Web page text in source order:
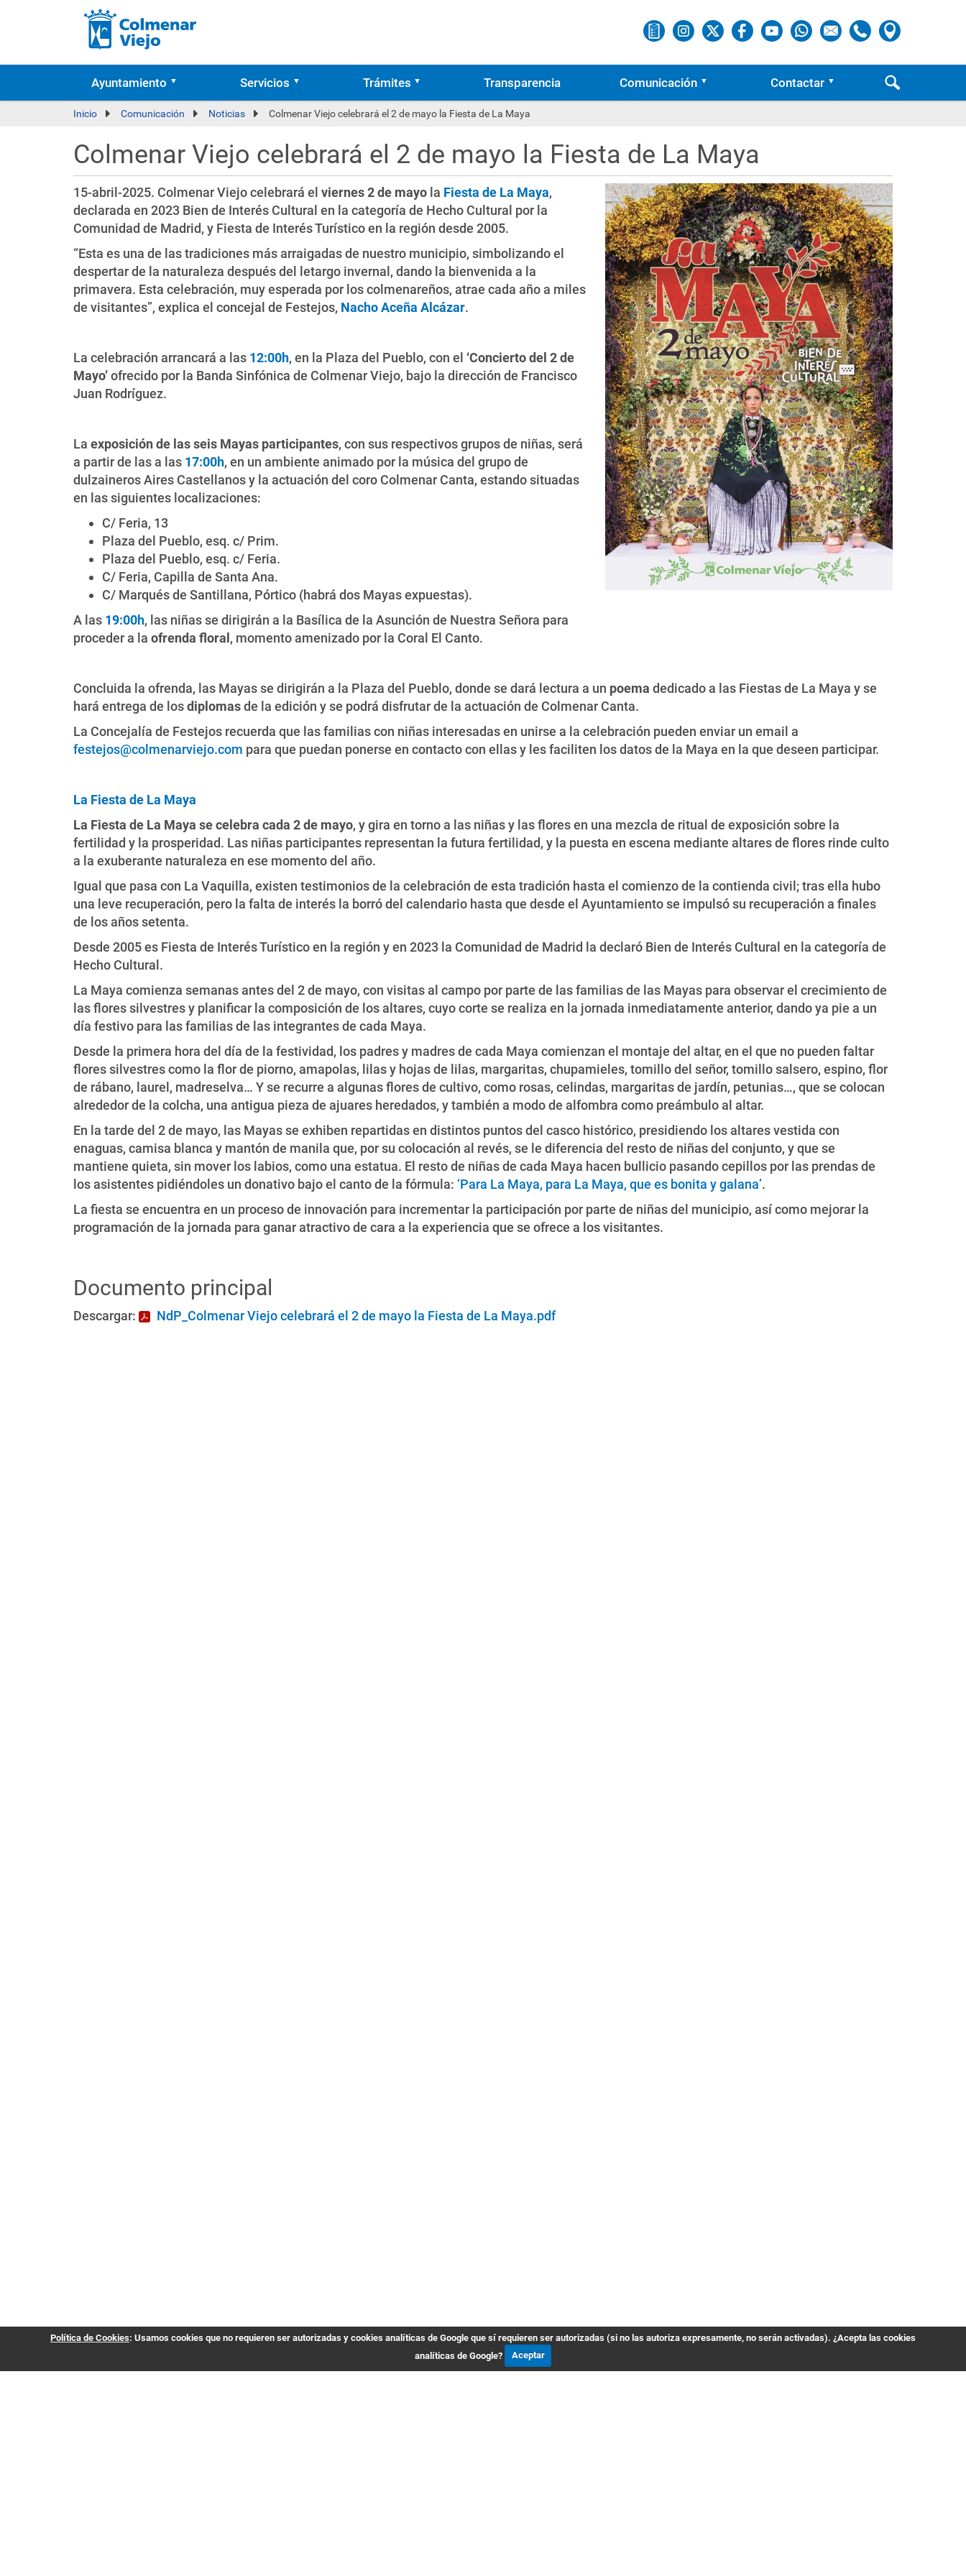
Ayuntamiento Servicios Trámites Transparencia Comunicación Contactar
Inicio Comunicación Noticias Colmenar Viejo celebrará el 2 de mayo la Fiesta de La Maya
Colmenar Viejo celebrará el 2 de mayo la Fiesta de La Maya
15-abril-2025. Colmenar Viejo celebrará el viernes 2 de mayo la Fiesta de La Maya,
declarada en 2023 Bien de Interés Cultural en la categoría de Hecho Cultural por la
Comunidad de Madrid, y Fiesta de Interés Turístico en la región desde 2005.
“Esta es una de las tradiciones más arraigadas de nuestro municipio, simbolizando el
despertar de la naturaleza después del letargo invernal, dando la bienvenida a la
primavera. Esta celebración, muy esperada por los colmenareños, atrae cada año a miles
de visitantes”, explica el concejal de Festejos, Nacho Aceña Alcázar.
La celebración arrancará a las 12:00h, en la Plaza del Pueblo, con el ‘Concierto del 2 de
Mayo’ofrecido por la Banda Sinfónica de Colmenar Viejo, bajo la dirección de Francisco
Juan Rodríguez.
La exposición de las seis Mayas participantes, con sus respectivos grupos de niñas, será
a partir de las a las 17:00h, en un ambiente animado por la música del grupo de
dulzaineros Aires Castellanos y la actuación del coro Colmenar Canta, estando situadas
en las siguientes localizaciones:
C/ Feria, 13
Plaza del Pueblo, esq. c/ Prim.
Plaza del Pueblo, esq. c/ Feria.
C/ Feria, Capilla de Santa Ana.
C/ Marqués de Santillana, Pórtico (habrá dos Mayas expuestas).
A las 19:00h, las niñas se dirigirán a la Basílica de la Asunción de Nuestra Señora para
proceder a la ofrenda floral , momento amenizado por la Coral El Canto.
Concluida la ofrenda, las Mayas se dirigirán a la Plaza del Pueblo, donde se dará lectura a un poema dedicado a las Fiestas de La Maya y se
hará entrega de losdiplomasde la edición y se podrá disfrutar de la actuación de Colmenar Canta.
La Concejalía de Festejos recuerda que las familias con niñas interesadas en unirse a la celebración pueden enviar un email a
festejos@colmenarviejo.com para que puedan ponerse en contacto con ellas y les faciliten los datos de la Maya en la que deseen participar.
La Fiesta de La Maya
La Fiesta de La Maya se celebra cada 2 de mayo, y gira en torno a las niñas y las flores en una mezcla de ritual de exposición sobre la
fertilidad y la prosperidad. Las niñas participantes representan la futura fertilidad, y la puesta en escena mediante altares de flores rinde culto
a la exuberante naturaleza en ese momento del año.
Igual que pasa con La Vaquilla, existen testimonios de la celebración de esta tradición hasta el comienzo de la contienda civil; tras ella hubo
una leve recuperación, pero la falta de interés la borró del calendario hasta que desde el Ayuntamiento se impulsó su recuperación a finales
de los años setenta.
Desde 2005 es Fiesta de Interés Turístico en la región y en 2023 la Comunidad de Madrid la declaró Bien de Interés Cultural en la categoría de
Hecho Cultural.
La Maya comienza semanas antes del 2 de mayo, con visitas al campo por parte de las familias de las Mayas para observar el crecimiento de
las flores silvestres y planificar la composición de los altares, cuyo corte se realiza en la jornada inmediatamente anterior, dando ya pie a un
día festivo para las familias de las integrantes de cada Maya.
Desde la primera hora del día de la festividad, los padres y madres de cada Maya comienzan el montaje del altar, en el que no pueden faltar
flores silvestres como la flor de piorno, amapolas, lilas y hojas de lilas, margaritas, chupamieles, tomillo del señor, tomillo salsero, espino, flor
de rábano, laurel, madreselva… Y se recurre a algunas flores de cultivo, como rosas, celindas, margaritas de jardín, petunias…, que se colocan
alrededor de la colcha, una antigua pieza de ajuares heredados, y también a modo de alfombra como preámbulo al altar.
En la tarde del 2 de mayo, las Mayas se exhiben repartidas en distintos puntos del casco histórico, presidiendo los altares vestida con
enaguas, camisa blanca y mantón de manila que, por su colocación al revés, se le diferencia del resto de niñas del conjunto, y que se
mantiene quieta, sin mover los labios, como una estatua. El resto de niñas de cada Maya hacen bullicio pasando cepillos por las prendas de
los asistentes pidiéndoles un donativo bajo el canto de la fórmula: ‘Para La Maya, para La Maya, que es bonita y galana’.
La fiesta se encuentra en un proceso de innovación para incrementar la participación por parte de niñas del municipio, así como mejorar la
programación de la jornada para ganar atractivo de cara a la experiencia que se ofrece a los visitantes.
Documento principal
Descargar: NdP_Colmenar Viejo celebrará el 2 de mayo la Fiesta de La Maya.pdf
Política de Cookies: Usamos cookies que no requieren ser autorizadas y cookies analíticas de Google que sí requieren ser autorizadas (si no las autoriza expresamente, no serán activadas). ¿Acepta las cookies
analíticas de Google?
Aceptar